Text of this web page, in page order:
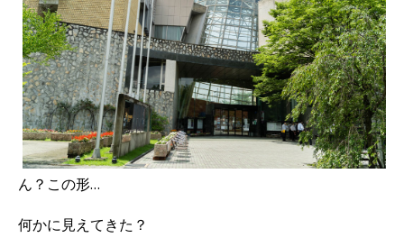
ん？この形…
何かに見えてきた？